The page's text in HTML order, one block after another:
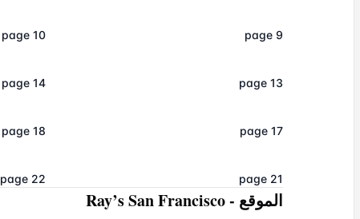
page 9
page 10
page 13
page 14
page 17
page 18
page 21
page 22
الموقع -
Ray’s San Francisco